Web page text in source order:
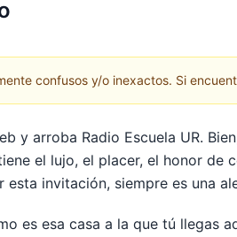
confusos y/o inexactos. Si
y arroba Radio Escuela UR.
el lujo, el placer, el honor de
esta invitación, siempre es una
es esa casa a la que tú llegas